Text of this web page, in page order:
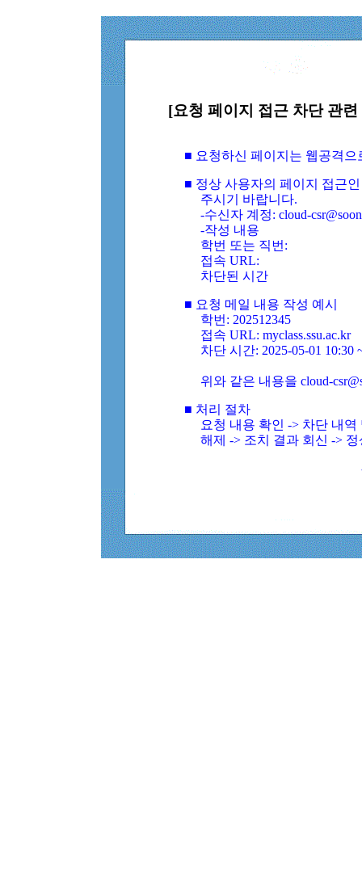
[요청 페이지 접근 차단 관
■ 요청하신 페이지는 웹공격
■ 정상 사용자의 페이지 접근
주시기 바랍니다.
-수신자 계정: cloud-
-작성 내용
학번 또는 직번:
접속 URL:
차단된 시간
■ 요청 메일 내용 작성 예시
학번: 202512345
접속 URL: myclass.ssu.ac.kr
차단 시간: 2025-05-01 10:30
위와 같은 내용을 cloud-
■ 처리 절차
요청 내용 확인 -> 차단 내
해제 -> 조치 결과 회신 ->